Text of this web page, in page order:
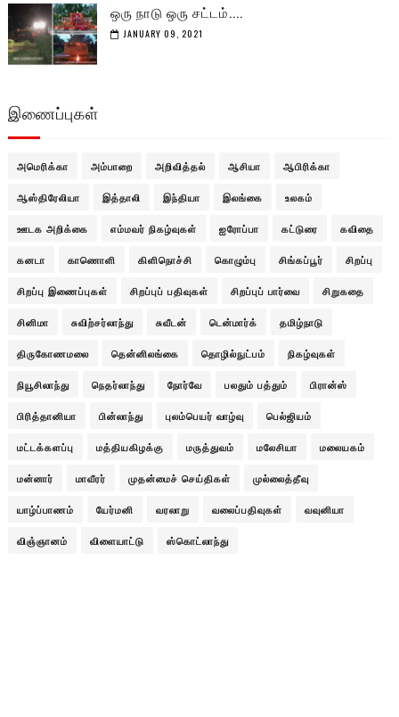
ஒரு நாடு ஒரு சட்டம்....
JANUARY 09, 2021
இணைப்புகள்
அமெரிக்கா அம்பாறை அறிவித்தல் ஆசியா ஆபிரிக்கா
ஆஸ்திரேலியா இத்தாலி இந்தியா இலங்கை உலகம்
ஊடக அறிக்கை எம்மவர் நிகழ்வுகள் ஐரோப்பா கட்டுரை கவிதை
கனடா காணொளி கிளிநொச்சி கொழும்பு சிங்கப்பூர் சிறப்பு
சிறப்பு இணைப்புகள் சிறப்புப் பதிவுகள் சிறப்புப் பார்வை சிறுகதை
சினிமா சுவிற்சர்லாந்து சுவீடன் டென்மார்க் தமிழ்நாடு
திருகோணமலை தென்னிலங்கை தொழில்நுட்பம் நிகழ்வுகள்
நியூசிலாந்து நெதர்லாந்து நோர்வே பலதும் பத்தும் பிரான்ஸ்
பிரித்தானியா பின்லாந்து புலம்பெயர் வாழ்வு பெல்ஜியம்
மட்டக்களப்பு மத்தியகிழக்கு மருத்துவம் மலேசியா மலையகம்
மன்னார் மாவீரர் முதன்மைச் செய்திகள் முல்லைத்தீவு
யாழ்ப்பாணம் யேர்மனி வரலாறு வலைப்பதிவுகள் வவுனியா
விஞ்ஞானம் விளையாட்டு ஸ்கொட்லாந்து